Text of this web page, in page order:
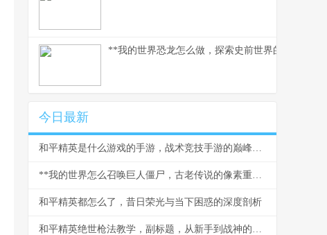
**我的世界恐龙怎么做，探索史前世界的模组之旅
今日最新
和平精英是什么游戏的手游，战术竞技手游的巅峰之作
**我的世界怎么召唤巨人僵尸，古老传说的像素重现**
和平精英都怎么了，昔日荣光与当下困惑的深度剖析
和平精英绝世枪法教学，副标题，从新手到战神的精准之道